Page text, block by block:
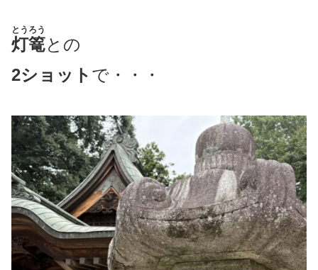
灯篭
とうろう
との
2ショット で・・・